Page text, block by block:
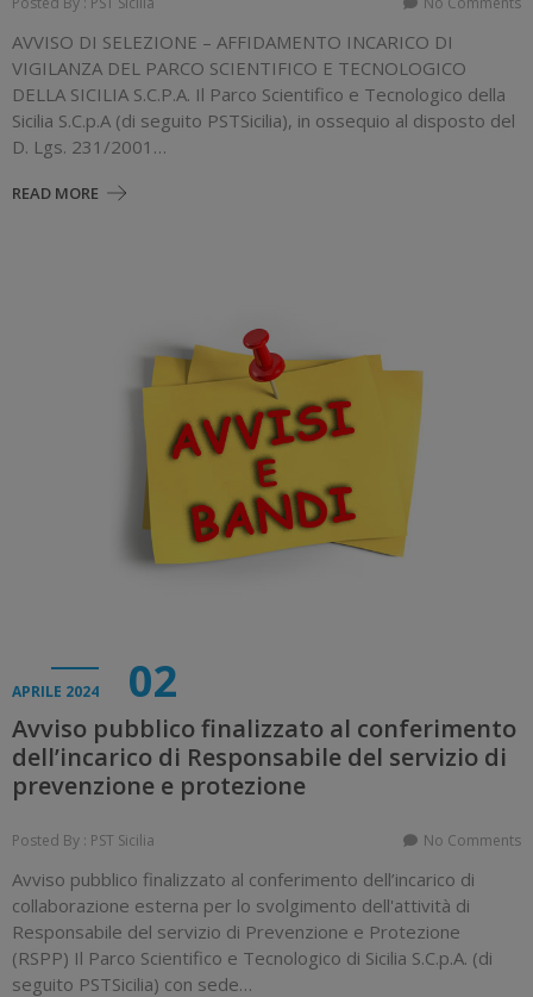
AVVISO DI SELEZIONE – AFFIDAMENTO INCARICO DI
VIGILANZA DEL PARCO SCIENTIFICO E TECNOLOGICO
DELLA SICILIA S.C.P.A. Il Parco Scientifico e Tecnologico della
Sicilia S.C.p.A (di seguito PSTSicilia), in ossequio al disposto del
D. Lgs. 231/2001…
READ MORE
APRILE 2024 02
Avviso pubblico finalizzato al conferimento
dell’incarico di Responsabile del servizio di
prevenzione e protezione
Posted By : PST Sicilia No Comments
Avviso pubblico finalizzato al conferimento dell’incarico di
collaborazione esterna per lo svolgimento dell'attività di
Responsabile del servizio di Prevenzione e Protezione
(RSPP) Il Parco Scientifico e Tecnologico di Sicilia S.C.p.A. (di
seguito PSTSicilia) con sede…